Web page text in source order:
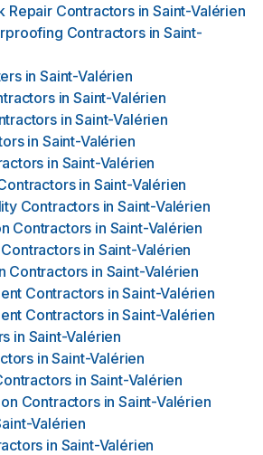
Repair Contractors in Saint-Valérien
Contractors in Saint-
in Saint-Valérien
in Saint-Valérien
in Saint-Valérien
in Saint-Valérien
in Saint-Valérien
in Saint-Valérien
Contractors in Saint-Valérien
Contractors in Saint-Valérien
in Saint-Valérien
Contractors in Saint-Valérien
Contractors in Saint-Valérien
Contractors in Saint-Valérien
in Saint-Valérien
in Saint-Valérien
in Saint-Valérien
Contractors in Saint-Valérien
Valérien
in Saint-Valérien